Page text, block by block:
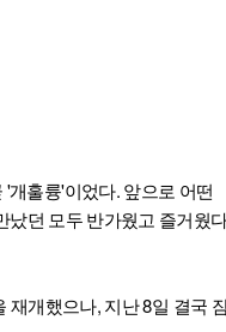
개훌륭'이었다. 앞으로 어떤
났던 모두 반가웠고 즐거웠
재개했으나, 지난 8일 결국